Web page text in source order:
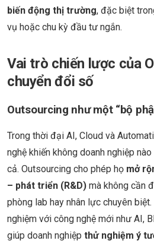
biến động thị trường, đặc biệt
vụ hoặc chu kỳ đầu tư ngắn.
Vai trò chiến lược của
chuyển đổi số
Outsourcing như một “bộ
Trong thời đại AI, Cloud và
nghệ khiến không doanh nghiệp
cả. Outsourcing cho phép họ mở
– phát triển (R&D) mà không cần
phòng lab hay nhân lực chuyên
nghiệm với công nghệ mới như AI,
giúp doanh nghiệp thử nghiệm ý